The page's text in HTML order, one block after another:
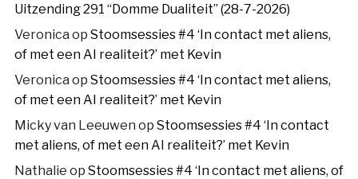
Uitzending 291 “Domme Dualiteit” (28-7-2026)
Veronica op Stoomsessies #4 ‘In contact met aliens,
of met een AI realiteit?’ met Kevin
Veronica op Stoomsessies #4 ‘In contact met aliens,
of met een AI realiteit?’ met Kevin
Micky van Leeuwen op Stoomsessies #4 ‘In contact
met aliens, of met een AI realiteit?’ met Kevin
Nathalie op Stoomsessies #4 ‘In contact met aliens, of